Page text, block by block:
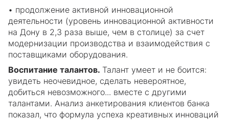
• продолжение активной инновационной
деятельности (уровень инновационной активности
на Дону в 2,3 раза выше, чем в столице) за счет
модернизации производства и взаимодействия с
поставщиками оборудования.
Воспитание талантов. Талант умеет и не боится:
увидеть неочевидное, сделать невероятное,
добиться невозможного... вместе с другими
талантами. Анализ анкетирования клиентов банка
показал, что формула успеха креативных инноваций